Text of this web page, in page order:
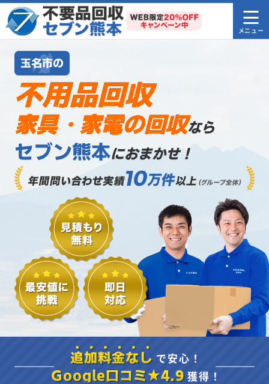
玉名市の
不用品回収
家具・家電の回収なら
セブン熊本におまかせ！
追加料金なし で安心！
Google口コミ★4.9 獲得！